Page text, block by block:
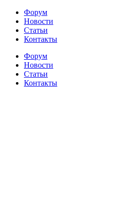
Форум
Новости
Статьи
Контакты
Форум
Новости
Статьи
Контакты